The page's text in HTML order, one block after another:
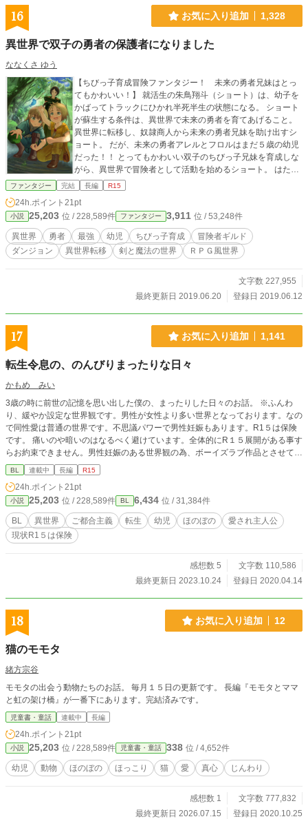
16 お気に入り追加 1,328
異世界で双子の勇者の保護者になりました
ななくさ ゆう
【ちびっ子育成冒険ファンタジー！ 未来の勇者兄妹はとっ
てもかわいい！】 就活生の朱鳥翔斗（ショート）は、幼子を
かばってトラックにひかれ半死半生の状態になる。 ショート
が蘇生する条件は、異世界で未来の勇者を育てあげること。
異世界に転移し、奴隷商人から未来の勇者兄妹を助け出すシ
ョート。 だが、未来の勇者アレルとフロルはまだ５歳の幼児
だった！！ とってもかわいい双子のちびっ子兄妹を育成しな
がら、異世界で冒険者として活動を始めるショート。 はたし
て、彼は無事双子を勇者に育て上げることができるのか！？
◇◆◇ １話2000～3000文字前後になるように意識して執筆
しています（例外あり） ◇◆◇◆◇◆◇◆◇ カクヨムとノ
ベリズムにも投稿しています
ファンタジー 完結 長編 R15
24h.ポイント 21pt
小説 25,203 位 / 228,589件 ファンタジー 3,911 位 / 53,248件
異世界 勇者 最強 幼児 ちびっ子育成
冒険者ギルド
ダンジョン
異世界転移 剣と魔法の世界 ＲＰＧ風世界
文字数 227,955
最終更新日 2019.06.20
登録日 2019.06.12
17 お気に入り追加 1,141
転生令息の、のんびりまったりな日々
かもめ みい
3歳の時に前世の記憶を思い出した僕の、まったりした日々のお話。 ※ふんわ
り、緩やか設定な世界観です。男性が女性より多い世界となっております。なの
で同性愛は普通の世界です。不思議パワーで男性妊娠もあります。R1５は保険
です。 痛いのや暗いのはなるべく避けています。全体的にR１５展開がある事す
らお約束できません。男性妊娠のある世界観の為、ボーイズラブ作品とさせて頂
いております。こちらはムーンライトノベル様にも投稿しておりますが、一部加
筆修正しております。更新速度はまったりです。 ※無断転載はおやめくださ
い。Repost is prohibited.
BL 連載中 長編 R15
24h.ポイント 21pt
小説 25,203 位 / 228,589件 BL 6,434 位 / 31,384件
BL 異世界 ご都合主義 転生 幼児 ほのぼの
愛され主人公
現状R1５は保険
感想数 5
文字数 110,586
最終更新日 2023.10.24
登録日 2020.04.14
18 お気に入り追加 12
猫のモモタ
緒方宗谷
モモタの出会う動物たちのお話。 毎月１５日の更新です。 長編『モモタとママ
と虹の架け橋』が一番下にあります。完結済みです。
児童書・童話 連載中 長編
24h.ポイント 21pt
小説 25,203 位 / 228,589件 児童書・童話 338 位 / 4,652件
幼児 動物 ほのぼの ほっこり 猫 愛 真心 じんわり
感想数 1
文字数 777,832
最終更新日 2026.07.15
登録日 2020.10.25